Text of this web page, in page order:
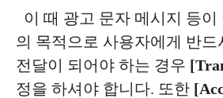
이 때 광고 문자 메시지 등이
의 목적으로 사용자에게 반드
전달이 되어야 하는 경우
정을 하셔야 합니다. 또한